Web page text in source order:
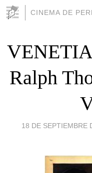
CINEMA DE
Ralph
18 DE SEPTIEMBRE